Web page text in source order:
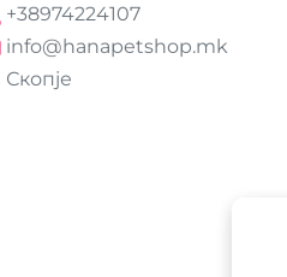
+38974224107
info@hanapetshop.mk
Скопје